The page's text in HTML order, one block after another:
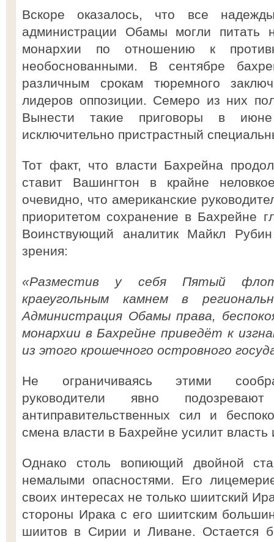
Вскоре оказалось, что все
администрации Обамы могли питать
монархии по отношению к
необоснованными. В сентябре
различным срокам тюремного
лидеров оппозиции. Семеро из них
Вынести такие приговоры в
исключительно пристрастный
Тот факт, что власти Бахрейна
ставит Вашингтон в крайне
очевидно, что американские
приоритетом сохранение в Бахрейне
Воинствующий аналитик Майкл
зрения:
«Разместив у себя Пятый
краеугольным камнем в
Администрация Обамы права,
монархии в Бахрейне приведёт к
из этого крошечного островного
Не ограничиваясь этими
руководители явно
антиправительственных сил и
смена власти в Бахрейне усилит власть
Однако столь вопиющий двойной
немалыми опасностями. Его
своих интересах не только шиитский
стороны Ирака с его шиитским
шиитов в Сирии и Ливане. Остается